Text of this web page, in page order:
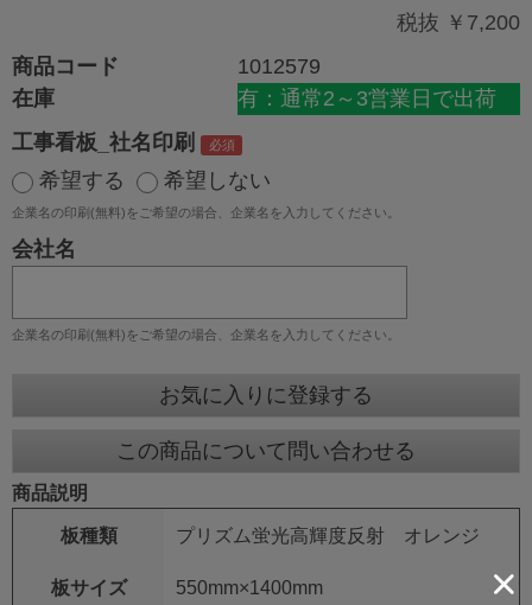
税抜 ￥7,200
商品コード
1012579
在庫
有：通常2～3営業日で出荷
工事看板_社名印刷
希望する
希望しない
企業名の印刷(無料)をご希望の場合、企業名を入力してください。
会社名
企業名の印刷(無料)をご希望の場合、企業名を入力してください。
お気に入りに登録する
この商品について問い合わせる
商品説明
板種類 プリズム蛍光高輝度反射 オレンジ
板サイズ 550mm×1400mm